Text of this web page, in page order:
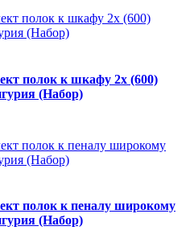
полок к шкафу 2х (600)
(Набор)
полок к пеналу широкому
(Набор)